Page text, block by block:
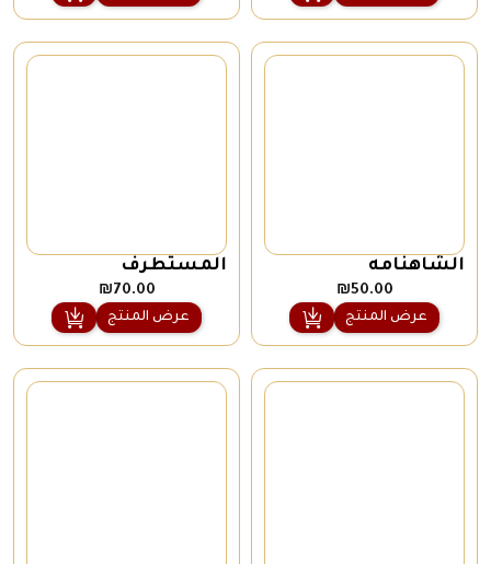
الشاهنامه
₪50.00
عرض المنتج
المستطرف
₪70.00
عرض المنتج